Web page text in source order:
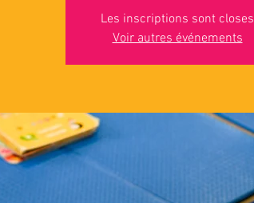
Les inscriptions sont closes
Voir autres événements